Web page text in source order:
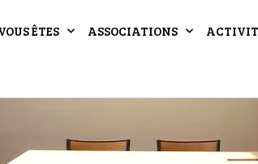
ÊTES ASSOCIATIONS